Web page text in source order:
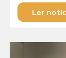
Ler